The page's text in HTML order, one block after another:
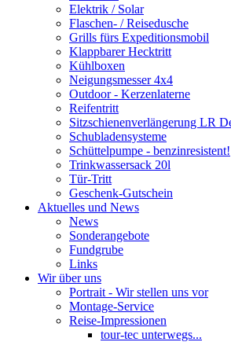
Elektrik / Solar
Flaschen- / Reisedusche
Grills fürs Expeditionsmobil
Klappbarer Hecktritt
Kühlboxen
Neigungsmesser 4x4
Outdoor - Kerzenlaterne
Reifentritt
Sitzschienenverlängerung LR
Schubladensysteme
Schüttelpumpe - benzinresistent!
Trinkwassersack 20l
Tür-Tritt
Geschenk-Gutschein
Aktuelles und News
News
Sonderangebote
Fundgrube
Links
Wir über uns
Portrait - Wir stellen uns vor
Montage-Service
Reise-Impressionen
tour-tec unterwegs...